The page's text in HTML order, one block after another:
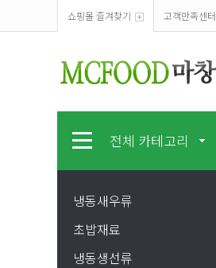
쇼핑몰 즐겨찾기 고객만족센터
전체 카테고리
냉동새우류
초밥재료
냉동생선류